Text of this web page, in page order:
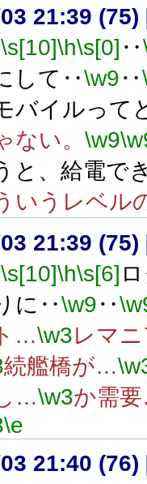
21:39 (75)
\s[10]\h\s[0] ‥
して‥\w9‥
バイルって
ない。 \w9
と、給電で
いうレベル
21:39 (75)
\s[10]\h\s[6]
に‥\w9‥
…\w3レマ
続艦橋が…
…\w3か需
\e
21:40 (76)